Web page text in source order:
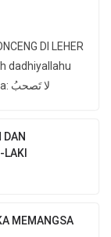
DI LEHER
dadhiyallahu
anhu, sesungguhnya Rasulullah ﷺ bersabda: لا تَصحبُ
DAN
LAKI
MEMANGSA